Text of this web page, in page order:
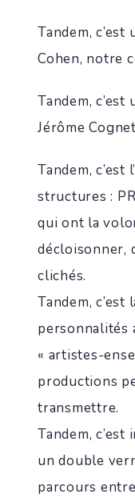
Tandem,
Cohen, notre
Tandem,
Jérôme
Tandem, c’est
structures :
qui ont la
décloisonner,
clichés.
Tandem, c’est
personnalités
« artistes-
productions
transmettre.
Tandem,
un double
parcours